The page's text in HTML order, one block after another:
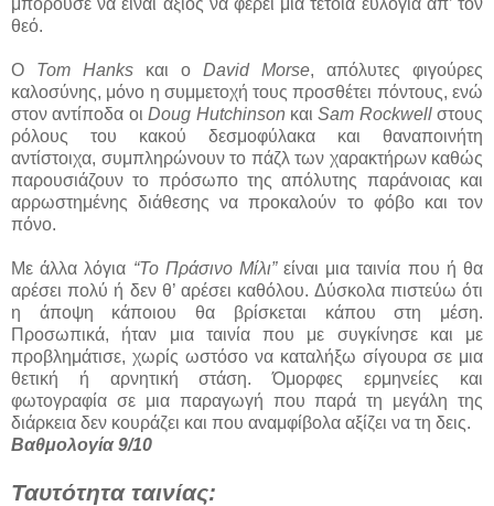
θεό.
Ο Tom Hanks και ο David Morse, απόλυτες φιγούρες
καλοσύνης, μόνο η συμμετοχή τους προσθέτει πόντους, ενώ
στον αντίποδα οιDoug Hutchinson καιSam Rockwellστους
ρόλους του κακού δεσμοφύλακα και θαναποινήτη
αντίστοιχα, συμπληρώνουν το πάζλ των χαρακτήρων καθώς
παρουσιάζουν το πρόσωπο της απόλυτης παράνοιας και
αρρωστημένης διάθεσης να προκαλούν το φόβο και τον
πόνο.
Με άλλα λόγια “Το Πράσινο Μίλι”είναι μια ταινία που ή θα
αρέσει πολύ ή δεν θ’ αρέσει καθόλου. Δύσκολα πιστεύω ότι
η άποψη κάποιου θα βρίσκεται κάπου στη μέση.
Προσωπικά, ήταν μια ταινία που με συγκίνησε και με
προβλημάτισε, χωρίς ωστόσο να καταλήξω σίγουρα σε μια
θετική ή αρνητική στάση. Όμορφες ερμηνείες και
φωτογραφία σε μια παραγωγή που παρά τη μεγάλη της
διάρκεια δεν κουράζει και που αναμφίβολα αξίζει να τη δεις.
Βαθμολογία 9/10
Ταυτότητα ταινίας: